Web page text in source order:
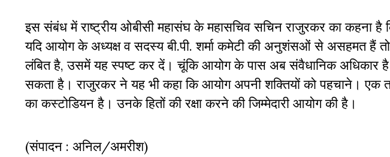
इस संबंध में राष्ट्रीय ओबीसी महासंघ के महासचिव सचिन राजुरकर का कहना है
यदि आयोग के अध्यक्ष व सदस्य बी.पी. शर्मा कमेटी की अनुशंसओं से असहमत हैं
लंबित है, उसमें यह स्पष्ट कर दें। चूंकि आयोग के पास अब संवैधानिक अधिकार है
सकता है। राजुरकर ने यह भी कहा कि आयोग अपनी शक्तियों को पहचाने। एक
का कस्टोडियन है। उनके हितों की रक्षा करने की जिम्मेदारी आयोग की है।
(संपादन : अनिल/अमरीश)